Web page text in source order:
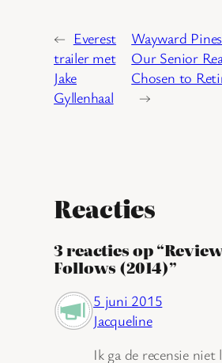
← Everest
trailer met
Jake
Gyllenhaal
Wayward
Our Senior
Chosen to
→
Reacties
3 reacties op
Follows (2014)”
5 juni 2015
Jacqueline
Ik ga de recensie